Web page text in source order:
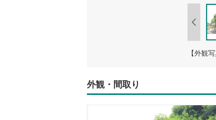
【外観
外観・間取り